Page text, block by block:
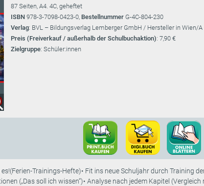
87 Seiten, A4. 4C, geheftet
ISBN 978-3-7098-0423-0, Bestellnummer G-4C-804-230
Verlag: BVL – Bildungsverlag Lemberger GmbH / Hersteller in Wien/A
Preis (Freiverkauf / außerhalb der Schulbuchaktion): 7,90 €
Zielgruppe: Schüler:innen
Trainings-Hefte)• Fit ins neue Schuljahr durch Training
(„Das soll ich wissen“)• Analyse nach jedem Kapitel